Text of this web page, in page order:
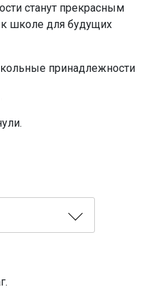
станут прекрасным
школе для будущих